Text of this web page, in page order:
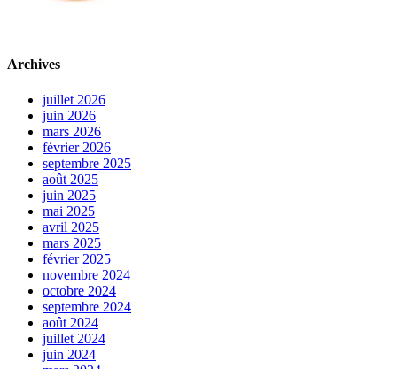
Archives
juillet 2026
juin 2026
mars 2026
février 2026
septembre 2025
août 2025
juin 2025
mai 2025
avril 2025
mars 2025
février 2025
novembre 2024
octobre 2024
septembre 2024
août 2024
juillet 2024
juin 2024